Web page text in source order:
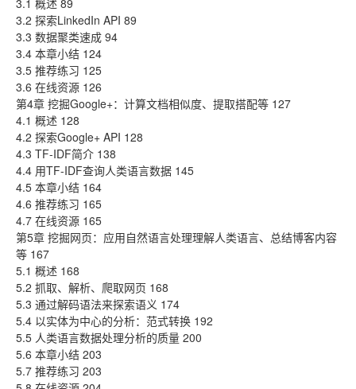
3.2 探索LinkedIn API 89
3.3 数据聚类速成 94
3.4 本章小结 124
3.5 推荐练习 125
3.6 在线资源 126
第4章 挖掘Google+：计算文档相似度、提取搭配等 127
4.1 概述 128
4.2 探索Google+ API 128
4.3 TF-IDF简介 138
4.4 用TF-IDF查询人类语言数据 145
4.5 本章小结 164
4.6 推荐练习 165
4.7 在线资源 165
第5章 挖掘网页：应用自然语言处理理解人类语言、总结博客内容
等 167
5.1 概述 168
5.2 抓取、解析、爬取网页 168
5.3 通过解码语法来探索语义 174
5.4 以实体为中心的分析：范式转换 192
5.5 人类语言数据处理分析的质量 200
5.6 本章小结 203
5.7 推荐练习 203